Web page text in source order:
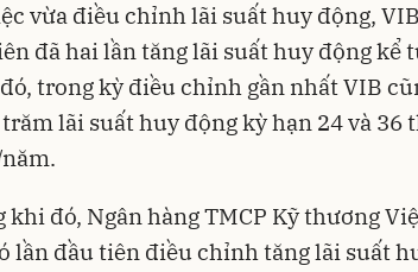
vừa điều chỉnh lãi suất huy động,
đã hai lần tăng lãi suất huy động kể
trong kỳ điều chỉnh gần nhất VIB
lãi suất huy động kỳ hạn 24 và 36
khi đó, Ngân hàng TMCP Kỹ thương
lần đầu tiên điều chỉnh tăng lãi suất